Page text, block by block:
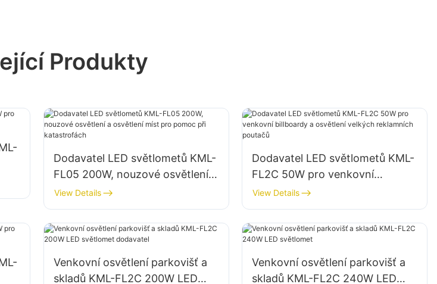
Produkty
Dodavatel LED světlometů KML-
FL05 200W, nouzové osvětlení a
osvětlení míst pro pomoc při
katastrofách
View Details
Dodavatel LED světlometů KML-
FL2C 50W pro venkovní
billboardy a osvětlení velkých
reklamních poutačů
View Details
Venkovní osvětlení parkovišť a
skladů KML-FL2C 200W LED
Venkovní osvětlení parkovišť a
skladů KML-FL2C 240W LED